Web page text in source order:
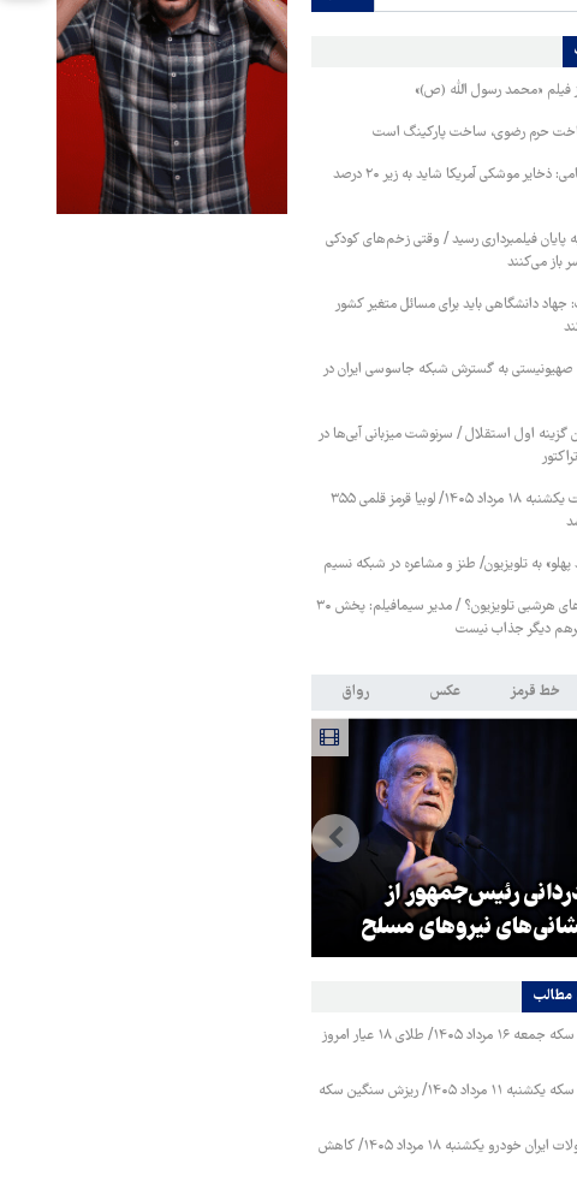
فیلم «محمد رسول الله (ص)»
حرم رضوی، ساخت پارکینگ است
کارشناس نظامی: ذخایر موشکی آمریکا شاید به زیر ۲۰ درصد
پایان فیلمبرداری رسید / وقتی زخم‌های کودکی
باز می‌کنند
جهاد دانشگاهی باید برای مسائل متغیر کشور
صهیونیستی به گسترش شبکه جاسوسی ایران در
اول استقلال / سرنوشت میزبانی آبی‌ها در
قیمت حبوبات یکشنبه ۱۸ مرداد ۱۴۰۵/ لوبیا قرمز قلمی ۳۵۵
به تلویزیون/ طنز و مشاعره در شبکه نسیم
پایان سریال‌های هرشبی تلویزیون؟ / مدیر سیمافیلم: پخش ۳۰
دیگر جذاب نیست
خط قرمز عکس رواق
رئیس‌جمهور از
نیروهای مسلح
مطالب
قیمت طلا و سکه جمعه ۱۶ مرداد ۱۴۰۵/ طلای ۱۸ عیار امروز
قیمت طلا و سکه یکشنبه ۱۱ مرداد ۱۴۰۵/ ریزش سنگین سکه
قیمت محصولات ایران خودرو یکشنبه ۱۸ مرداد ۱۴۰۵/ کاهش